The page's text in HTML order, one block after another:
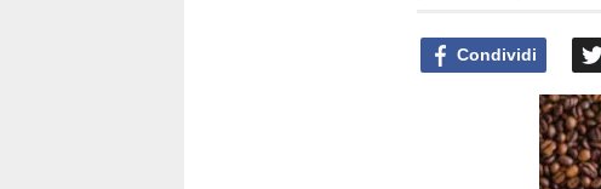
Condividi